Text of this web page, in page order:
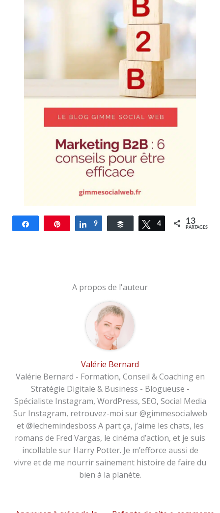
Partagez Épingle Partagez
9 Buffer Tweetez
4 13
PARTAGES
A propos de l'auteur
Valérie Bernard
Valérie Bernard - Formation, Conseil & Coaching en
Stratégie Digitale & Business - Blogueuse -
Spécialiste Instagram, WordPress, SEO, Social Media
Sur Instagram, retrouvez-moi sur @gimmesocialweb
et @lechemindesboss A part ça, j’aime les chats, les
romans de Fred Vargas, le cinéma d’action, et je suis
incollable sur Harry Potter. Je m’efforce aussi de
vivre et de me nourrir sainement histoire de faire du
bien à la planète.